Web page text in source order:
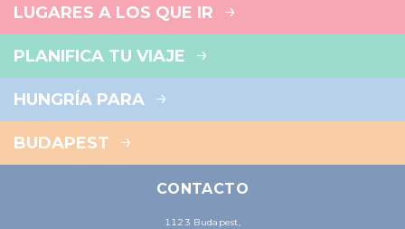
LUGARES A LOS QUE IR
PLANIFICA TU VIAJE
HUNGRÍA PARA
BUDAPEST
CONTACTO
1123 Budapest,